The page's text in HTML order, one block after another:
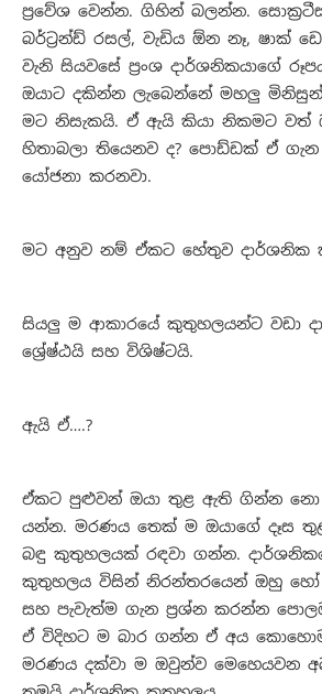
ප්‍රවේශ වෙන්න. ගිහින් බලන්න.
බර්ට්‍රන්ඩ් රසල්, වැඩිය ඕන නෑ, ෂාක්
වැනි සියවසේ ප්‍රංශ දාර්ශනිකයාගේ
ඔයාට දකින්න ලැබෙන්නේ මහලු
මට නිසැකයි. ඒ ඇයි කියා නිකමට වත්
හිතාබලා තියෙනව ද? පොඩ්ඩක් ඒ
යෝජනා කරනවා.
මට අනුව නම් ඒකට හේතුව දාර්ශනික
සියලු ම ආකාරයේ කුතුහලයන්ට වඩා
ශ්‍රේෂ්ඨයි සහ විශිෂ්ටයි.
ඇයි ඒ….?
ඒකට පුළුවන් ඔයා තුළ ඇති ගින්න නො
යන්න. මරණය තෙක් ම ඔයාගේ දෑස
බඳු කුතුහලයක් රඳවා ගන්න.
කුතුහලය විසින් නිරන්තරයෙන් ඔහු
සහ පැවැත්ම ගැන ප‍්‍රශ්න කරන්න
ඒ විදිහට ම බාර ගන්න ඒ අය
මරණය දක්වා ම ඔවුන්ව මෙහෙයවන